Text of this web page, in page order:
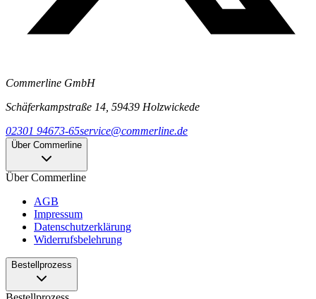
Commerline GmbH
Schäferkampstraße 14, 59439 Holzwickede
02301 94673-65service@commerline.de
Über Commerline
Über Commerline
AGB
Impressum
Datenschutzerklärung
Widerrufsbelehrung
Bestellprozess